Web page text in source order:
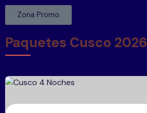
Zona Promo
Paquetes Cusco 2026